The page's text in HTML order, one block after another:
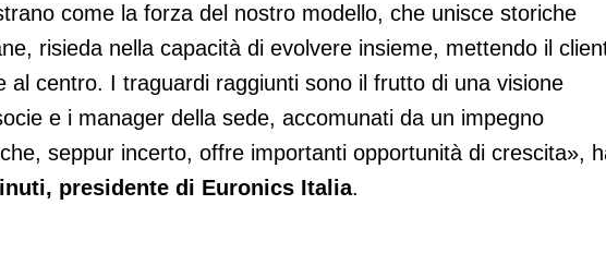
come la forza del nostro modello, che unisce storiche
risieda nella capacità di evolvere insieme, mettendo il
al centro. I traguardi raggiunti sono il frutto di una visione
e i manager della sede, accomunati da un impegno
seppur incerto, offre importanti opportunità di crescita»,
presidente di Euronics Italia.